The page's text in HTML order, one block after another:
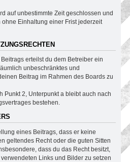
auf unbestimmte Zeit geschlossen und
Einhaltung einer Frist jederzeit
erteilst du dem Betreiber ein
unbeschränktes und
Beitrag im Rahmen des Boards zu
Punkt 2, Unterpunkt a bleibt auch nach
bestehen.
eines Beitrags, dass er keine
geltendes Recht oder die guten Sitten
dass du das Recht besitzt,
Links und Bilder zu setzen